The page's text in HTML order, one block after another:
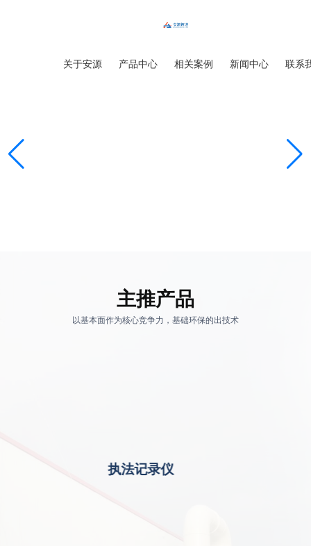
关于安源 产品中心 相关案例 新闻中心 联系
主推产品
以基本面作为核心竞争力，基础环保的出技术
执法记录仪